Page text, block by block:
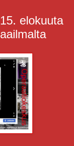
elokuuta